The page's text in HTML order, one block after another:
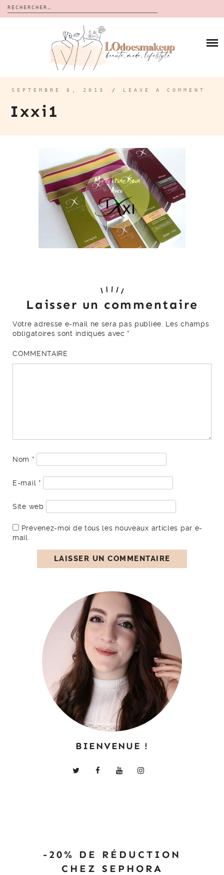
Rechercher :
CALENDRIERS DE L’AVENT
BON PLAN
À PROPOS
CONTACT
SEPTEMBRE 6, 2013 / LEAVE A COMMENT
Ixxi1
Laisser un commentaire
Votre adresse e-mail ne sera pas publiée.
Les champs
obligatoires sont indiqués avec *
COMMENTAIRE
Nom *
E-mail *
Site web
Prévenez-moi de tous les nouveaux articles par e-
mail.
BIENVENUE !
-20% DE RÉDUCTION
CHEZ SEPHORA